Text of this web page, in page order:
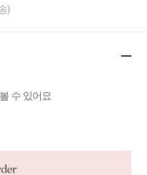
)
수 있어요